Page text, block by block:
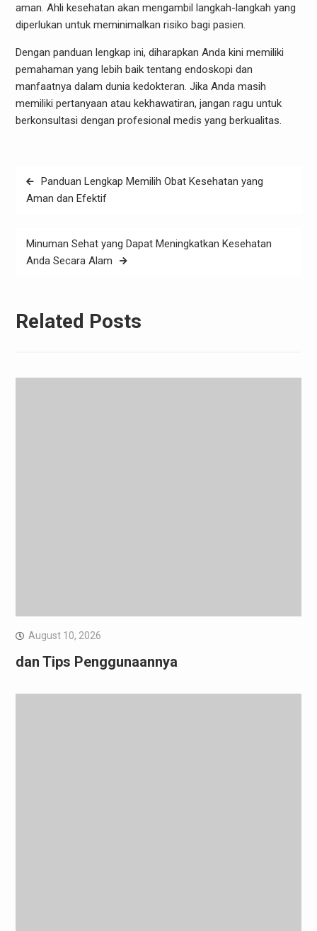
aman. Ahli kesehatan akan mengambil langkah-langkah yang
diperlukan untuk meminimalkan risiko bagi pasien.
Dengan panduan lengkap ini, diharapkan Anda kini memiliki
pemahaman yang lebih baik tentang endoskopi dan
manfaatnya dalam dunia kedokteran. Jika Anda masih
memiliki pertanyaan atau kekhawatiran, jangan ragu untuk
berkonsultasi dengan profesional medis yang berkualitas.
Post
navigation
Panduan Lengkap Memilih Obat Kesehatan yang
Aman dan Efektif
Minuman Sehat yang Dapat Meningkatkan Kesehatan
Anda Secara Alam
Related Posts
August 10, 2026
dan Tips Penggunaannya